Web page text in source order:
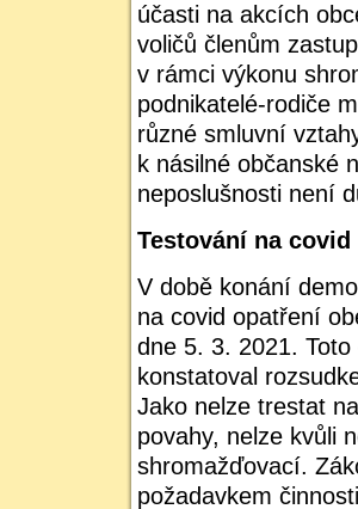
účasti na akcích
voličů členům
v rámci výkonu
podnikatelé-rodiče
různé smluvní
k násilné občanské
neposlušnosti není
Testování na covid
V době konání
na covid opatření
dne 5. 3. 2021.
konstatoval
Jako nelze trestat
povahy, nelze kvůli
shromažďovací.
požadavkem